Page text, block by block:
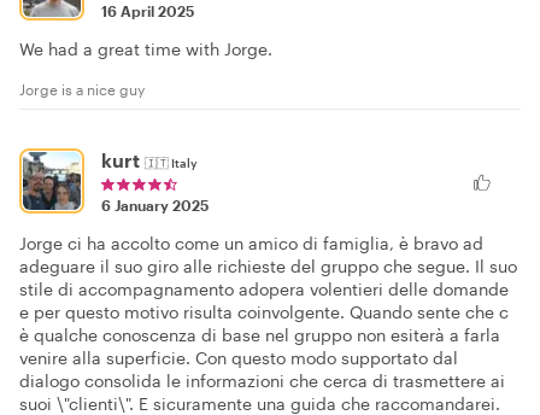
16 April 2025
We had a great time with Jorge.
Jorge is a nice guy
kurt 🇮🇹Italy
6 January 2025
Jorge ci ha accolto come un amico di famiglia, è bravo ad
adeguare il suo giro alle richieste del gruppo che segue. Il suo
stile di accompagnamento adopera volentieri delle domande
e per questo motivo risulta coinvolgente. Quando sente che c
è qualche conoscenza di base nel gruppo non esiterà a farla
venire alla superficie. Con questo modo supportato dal
dialogo consolida le informazioni che cerca di trasmettere ai
suoi \"clienti\". E sicuramente una guida che raccomandarei.